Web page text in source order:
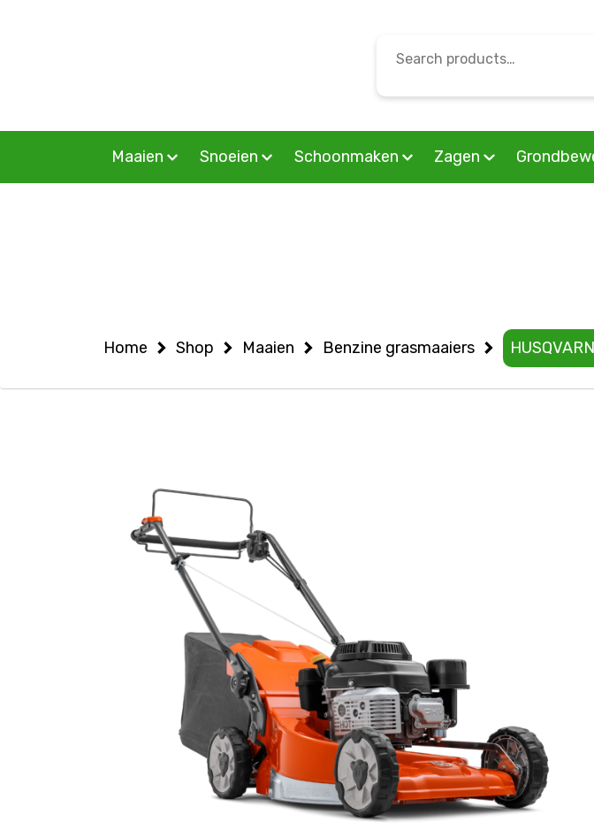
/home/allermedia/domains/vanmourik-tuinmachines.nl/public_html/wp-content/
Search
Maaien Snoeien Schoonmaken Zagen
Home Shop Maaien Benzine grasmaaiers